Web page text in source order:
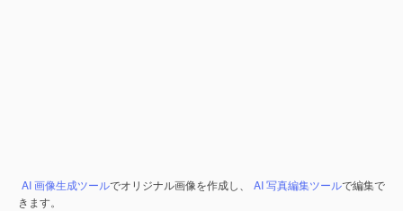
AI 画像生成ツールでオリジナル画像を作成し、 AI 写真編集ツールで編集で
きます。